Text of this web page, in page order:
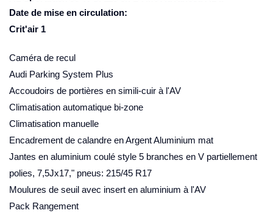
Date de mise en circulation:
Crit'air 1
Caméra de recul
Audi Parking System Plus
Accoudoirs de portières en simili-cuir à l'AV
Climatisation automatique bi-zone
Climatisation manuelle
Encadrement de calandre en Argent Aluminium mat
Jantes en aluminium coulé style 5 branches en V partiellement
polies, 7,5Jx17," pneus: 215/45 R17
Moulures de seuil avec insert en aluminium à l'AV
Pack Rangement